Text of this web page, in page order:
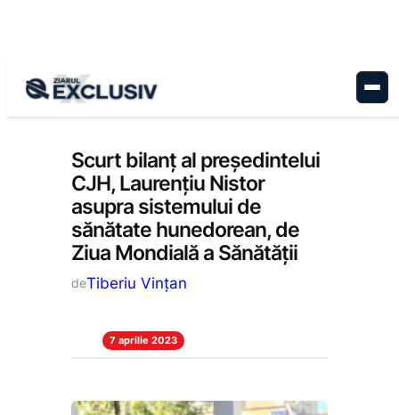
Administrație
Scurt bilanț al președintelui
CJH, Laurențiu Nistor
asupra sistemului de
sănătate hunedorean, de
Ziua Mondială a Sănătății
deTiberiu Vințan
7 aprilie 2023